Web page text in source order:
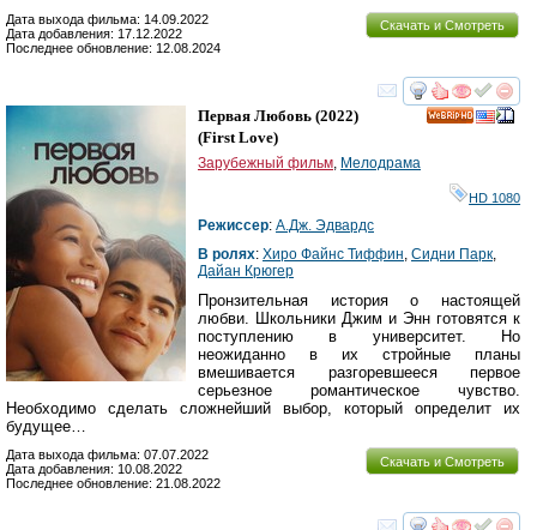
Скачать и Смотреть
Дата выхода фильма: 14.09.2022
Дата добавления: 17.12.2022
Последнее обновление: 12.08.2024
смотреть
Первая Любовь (2022)
(First Love)
Зарубежный фильм Мелодрама
HD 1080
Режиссер: А.Дж. Эдвардс
В ролях: Хиро Файнс Тиффин Сидни Парк
Дайан Крюгер
Пронзительная история о настоящей
любви. Школьники Джим и Энн готовятся к
поступлению в университет. Но
неожиданно в их стройные планы
вмешивается разгоревшееся первое
серьезное романтическое чувство.
Необходимо сделать сложнейший выбор, который определит их
будущее…
Скачать и Смотреть
Дата выхода фильма: 07.07.2022
Дата добавления: 10.08.2022
Последнее обновление: 21.08.2022